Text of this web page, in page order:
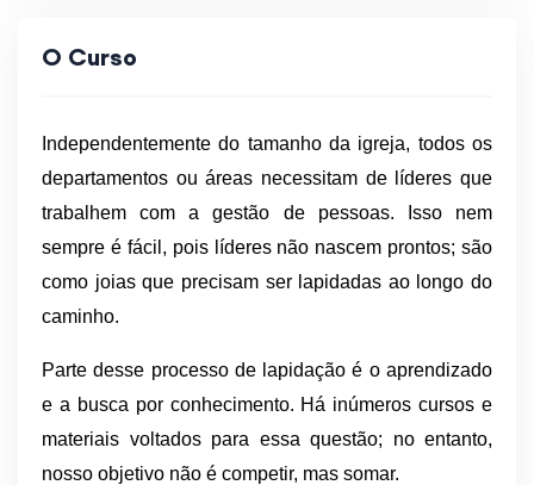
O Curso
Independentemente do tamanho da igreja, todos os
departamentos ou áreas necessitam de líderes que
trabalhem com a gestão de pessoas. Isso nem
sempre é fácil, pois líderes não nascem prontos; são
como joias que precisam ser lapidadas ao longo do
caminho.
Parte desse processo de lapidação é o aprendizado
e a busca por conhecimento. Há inúmeros cursos e
materiais voltados para essa questão; no entanto,
nosso objetivo não é competir, mas somar.